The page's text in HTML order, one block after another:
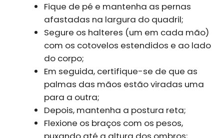
Fique de pé e mantenha as pernas
afastadas na largura do quadril;
Segure os halteres (um em cada mão)
com os cotovelos estendidos e ao lado
do corpo;
Em seguida, certifique-se de que as
palmas das mãos estão viradas uma
para a outra;
Depois, mantenha a postura reta;
Flexione os braços com os pesos,